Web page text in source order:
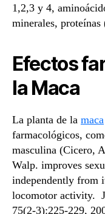
1,2,3 y 4,
minerales,
Efectos
la Maca
La planta de la maca
farmacológicos,
masculina (Cicero,
Walp. improves
independently from
locomotor activity.
75(2-3):225-229,